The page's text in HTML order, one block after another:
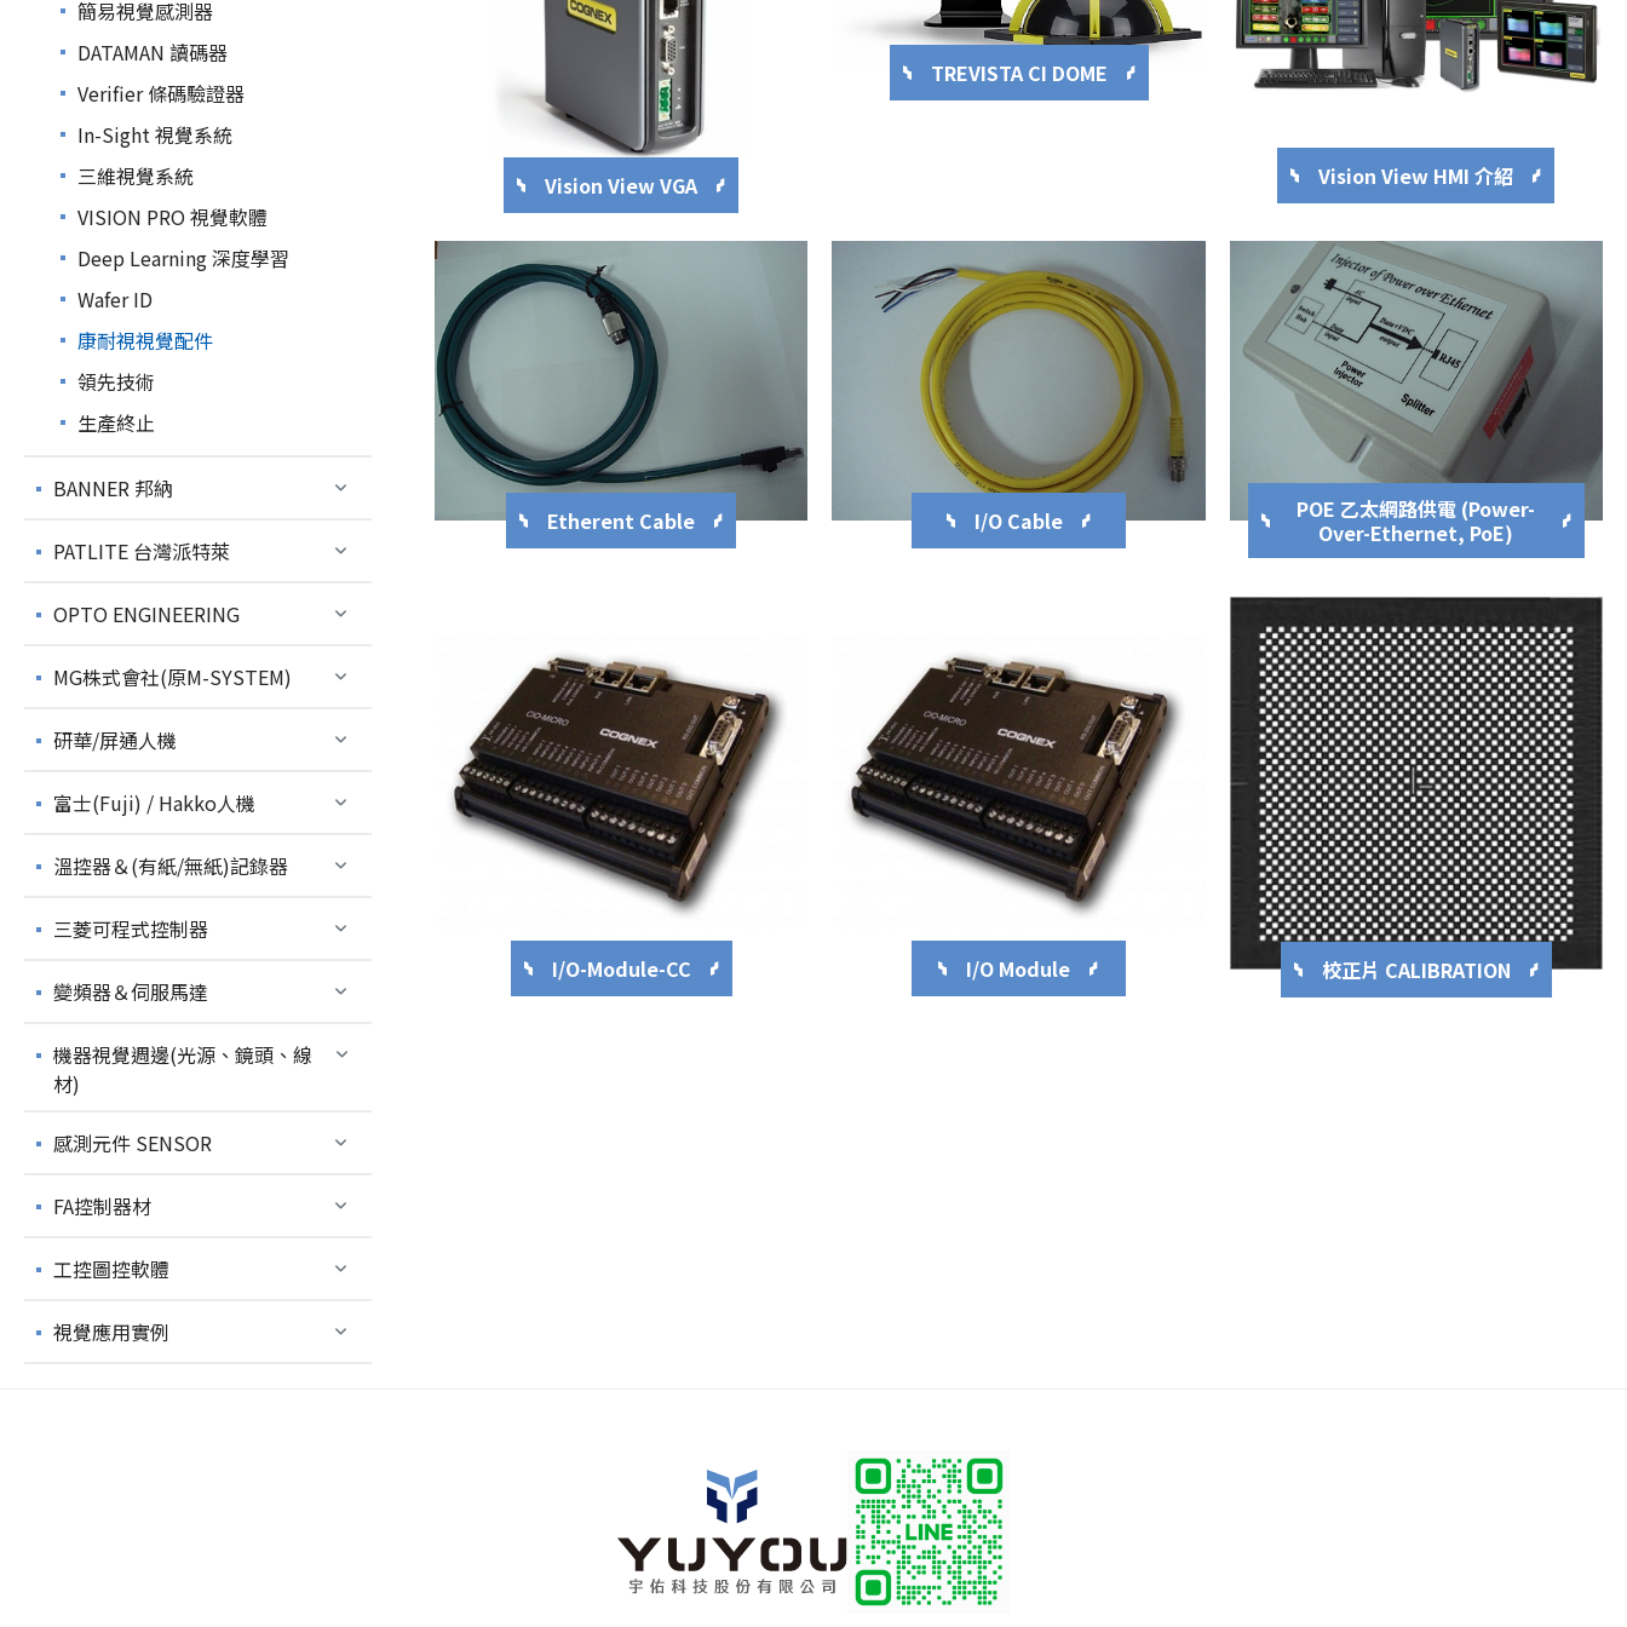
簡易視覺感測器
DATAMAN 讀碼器
Verifier 條碼驗證器
In-Sight 視覺系統
三維視覺系統
VISION PRO 視覺軟體
Deep Learning 深度學習
Wafer ID
康耐視視覺配件
領先技術
生產終止
BANNER 邦納
PATLITE 台灣派特萊
OPTO ENGINEERING
MG株式會社(原M-SYSTEM)
研華/屏通人機
富士(Fuji) / Hakko人機
溫控器＆(有紙/無紙)記錄器
三菱可程式控制器
變頻器＆伺服馬達
機器視覺週邊(光源、鏡頭、線
材)
感測元件 SENSOR
FA控制器材
工控圖控軟體
視覺應用實例
Vision View VGA
TREVISTA CI DOME
Vision View HMI 介紹
Etherent Cable I/O Cable
POE 乙太網路供電 (Power-
Over-Ethernet, PoE)
I/O-Module-CC I/O Module 校正片 CALIBRATION